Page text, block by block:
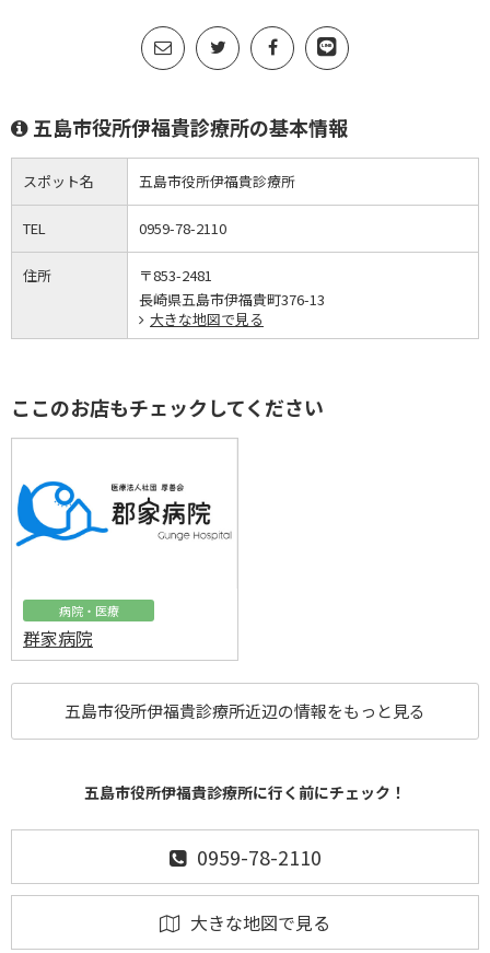
五島市役所伊福貴診療所の基本情報
スポット名 五島市役所伊福貴診療所
TEL 0959-78-2110
住所
〒853-2481
長崎県五島市伊福貴町376-13
大きな地図で見る
ここのお店もチェックしてください
病院・医療
群家病院
五島市役所伊福貴診療所近辺の情報をもっと見る
五島市役所伊福貴診療所に行く前にチェック！
0959-78-2110
大きな地図で見る